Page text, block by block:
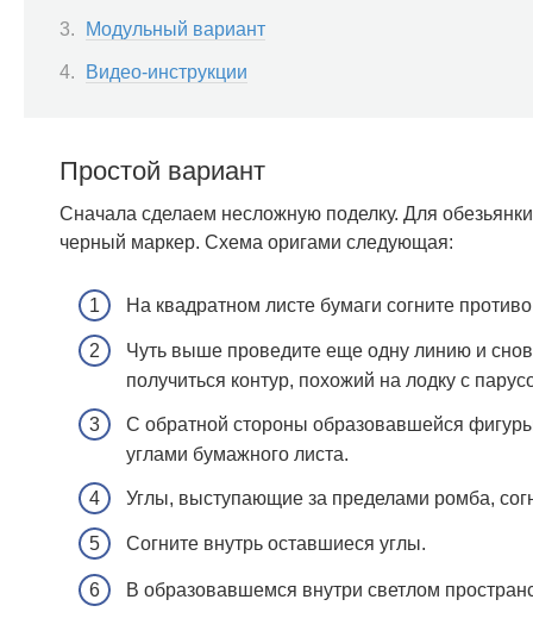
Модульный вариант
Видео-инструкции
Простой вариант
Сначала сделаем несложную поделку. Для
черный маркер. Схема оригами следующая:
На квадратном листе бумаги согните
Чуть выше проведите еще одну линию и
получиться контур, похожий на лодку с
С обратной стороны образовавшейся
углами бумажного листа.
Углы, выступающие за пределами ромба,
Согните внутрь оставшиеся углы.
В образовавшемся внутри светлом